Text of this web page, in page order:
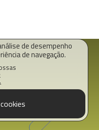
de desempenho
de navegação.